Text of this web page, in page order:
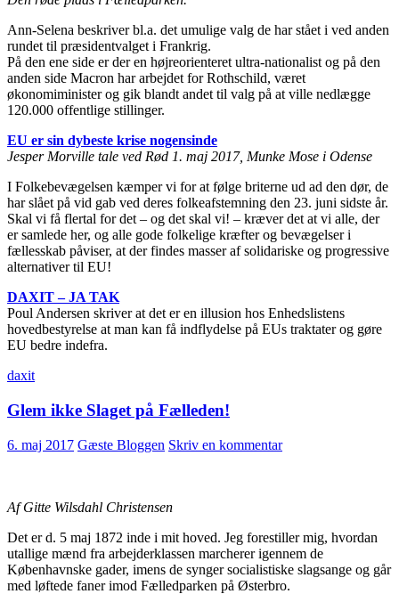
Ann-Selena beskriver bl.a. det umulige valg de har stået i ved anden
rundet til præsidentvalget i Frankrig.
På den ene side er der en højreorienteret ultra-nationalist og på den
anden side Macron har arbejdet for Rothschild, været
økonomiminister og gik blandt andet til valg på at ville nedlægge
120.000 offentlige stillinger.
EU er sin dybeste krise nogensinde
Jesper Morville tale ved Rød 1. maj 2017, Munke Mose i Odense
I Folkebevægelsen kæmper vi for at følge briterne ud ad den dør, de
har slået på vid gab ved deres folkeafstemning den 23. juni sidste år.
Skal vi få flertal for det – og det skal vi! – kræver det at vi alle, der
er samlede her, og alle gode folkelige kræfter og bevægelser i
fællesskab påviser, at der findes masser af solidariske og progressive
alternativer til EU!
DAXIT – JA TAK
Poul Andersen skriver at det er en illusion hos Enhedslistens
hovedbestyrelse at man kan få indflydelse på EUs traktater og gøre
EU bedre indefra.
daxit
Glem ikke Slaget på Fælleden!
6. maj 2017 Gæste Bloggen Skriv en kommentar
Af Gitte Wilsdahl Christensen
Det er d. 5 maj 1872 inde i mit hoved. Jeg forestiller mig, hvordan
utallige mænd fra arbejderklassen marcherer igennem de
Københavnske gader, imens de synger socialistiske slagsange og går
med løftede faner imod Fælledparken på Østerbro.